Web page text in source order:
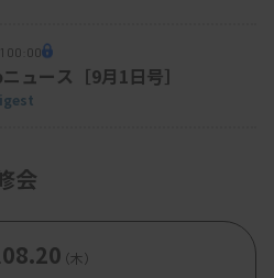
取得や、施設外の活動
人脈が広がり、その中に
っている方もいました。私
00:00
ュース［9月1日号］
会
08.20（木）